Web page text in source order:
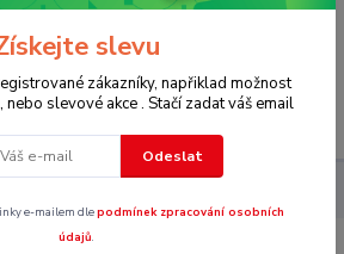
Menu
0
slevu
zákazníky, napřiklad možnost
slevové akce . Stačí zadat váš email
Odeslat
e-mailem dlepodmínek zpracování osobních
údajů.